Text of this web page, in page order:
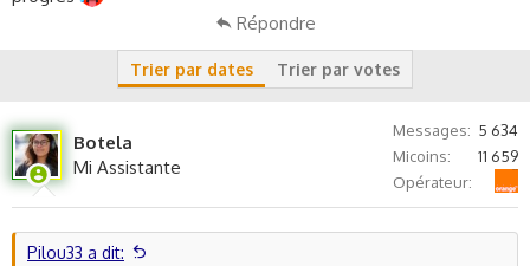
i
Répondre
Trier par dates Trier par votes
Botela
Mi Assistante
Messages
5 634
Micoins
11 659
Opérateur
Pilou33 a dit: